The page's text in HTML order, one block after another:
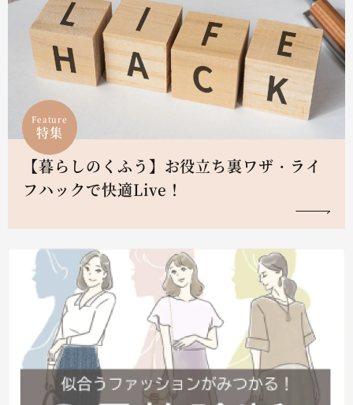
Feature
特集
【暮らしのくふう】お役立ち裏ワザ・ライ
フハックで快適Live！